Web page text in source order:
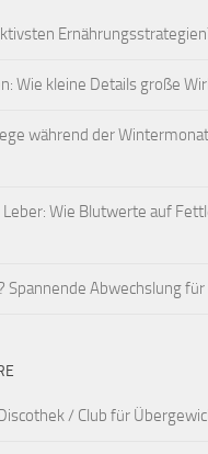
Wie kleine Details große
während der
Wie Blutwerte auf
Spannende Abwechslung
/ Club für